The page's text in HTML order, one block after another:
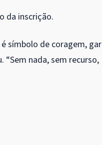
da inscrição.
símbolo de coragem,
“Sem nada, sem recurso,